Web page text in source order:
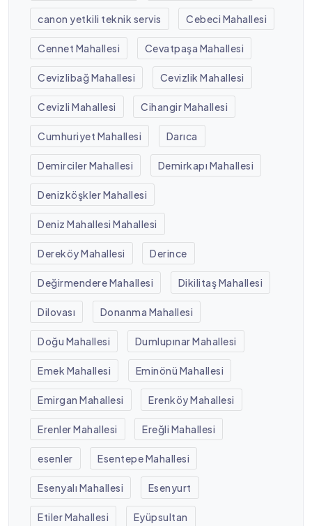
canon yetkili teknik servis Cebeci Mahallesi
Cennet Mahallesi Cevatpaşa Mahallesi
Cevizlibağ Mahallesi Cevizlik Mahallesi
Cevizli Mahallesi Cihangir Mahallesi
Cumhuriyet Mahallesi Darıca
Demirciler Mahallesi Demirkapı Mahallesi
Denizköşkler Mahallesi
Deniz Mahallesi Mahallesi
Dereköy Mahallesi Derince
Değirmendere Mahallesi Dikilitaş Mahallesi
Dilovası Donanma Mahallesi
Doğu Mahallesi Dumlupınar Mahallesi
Emek Mahallesi Eminönü Mahallesi
Emirgan Mahallesi Erenköy Mahallesi
Erenler Mahallesi Ereğli Mahallesi
esenler Esentepe Mahallesi
Esenyalı Mahallesi Esenyurt
Etiler Mahallesi Eyüpsultan